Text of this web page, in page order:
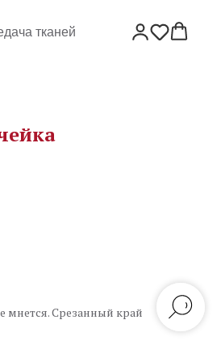
тканей
мнется. Срезанный край